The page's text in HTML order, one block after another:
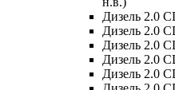
Дизель 2.0
Дизель 2.0
Дизель 2.0
Дизель 2.0
Дизель 2.0